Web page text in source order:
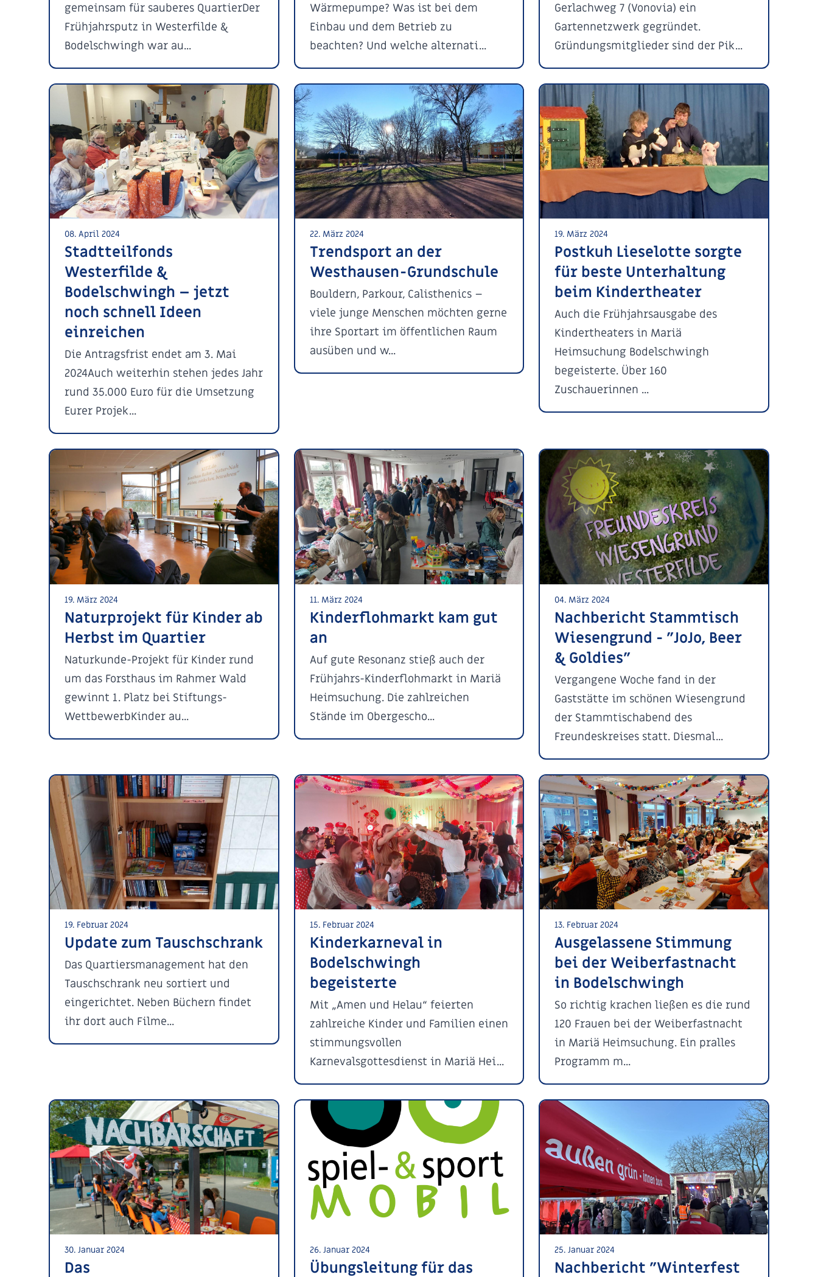
gemeinsam für sauberes QuartierDer
Frühjahrsputz in Westerfilde &
Bodelschwingh war au...
Wärmepumpe? Was ist bei dem
Einbau und dem Betrieb zu
beachten? Und welche alternati...
Gerlachweg 7 (Vonovia) ein
Gartennetzwerk gegründet.
Gründungsmitglieder sind der Pik...
08. April 2024
Stadtteilfonds
Westerfilde &
Bodelschwingh – jetzt
noch schnell Ideen
einreichen
Die Antragsfrist endet am 3. Mai
2024Auch weiterhin stehen jedes Jahr
rund 35.000 Euro für die Umsetzung
Eurer Projek...
22. März 2024
Trendsport an der
Westhausen-Grundschule
Bouldern, Parkour, Calisthenics –
viele junge Menschen möchten gerne
ihre Sportart im öffentlichen Raum
ausüben und w...
19. März 2024
Postkuh Lieselotte sorgte
für beste Unterhaltung
beim Kindertheater
Auch die Frühjahrsausgabe des
Kindertheaters in Mariä
Heimsuchung Bodelschwingh
begeisterte. Über 160
Zuschauerinnen ...
19. März 2024
Naturprojekt für Kinder ab
Herbst im Quartier
Naturkunde-Projekt für Kinder rund
um das Forsthaus im Rahmer Wald
gewinnt 1. Platz bei Stiftungs-
WettbewerbKinder au...
11. März 2024
Kinderflohmarkt kam gut
an
Auf gute Resonanz stieß auch der
Frühjahrs-Kinderflohmarkt in Mariä
Heimsuchung. Die zahlreichen
Stände im Obergescho...
04. März 2024
Nachbericht Stammtisch
Wiesengrund - "JoJo, Beer
& Goldies"
Vergangene Woche fand in der
Gaststätte im schönen Wiesengrund
der Stammtischabend des
Freundeskreises statt. Diesmal...
19. Februar 2024
Update zum Tauschschrank
Das Quartiersmanagement hat den
Tauschschrank neu sortiert und
eingerichtet. Neben Büchern findet
ihr dort auch Filme...
15. Februar 2024
Kinderkarneval in
Bodelschwingh
begeisterte
Mit „Amen und Helau“ feierten
zahlreiche Kinder und Familien einen
stimmungsvollen
Karnevalsgottesdienst in Mariä Hei...
13. Februar 2024
Ausgelassene Stimmung
bei der Weiberfastnacht
in Bodelschwingh
So richtig krachen ließen es die rund
120 Frauen bei der Weiberfastnacht
in Mariä Heimsuchung. Ein pralles
Programm m...
30. Januar 2024
Das
26. Januar 2024
Übungsleitung für das
25. Januar 2024
Nachbericht "Winterfest